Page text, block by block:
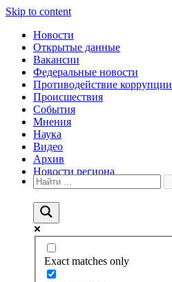
Skip to content
Новости
Открытые данные
Вакансии
Федеральные новости
Противодействие коррупции
Происшествия
События
Мнения
Наука
Видео
Архив
Новости региона
Exact matches only